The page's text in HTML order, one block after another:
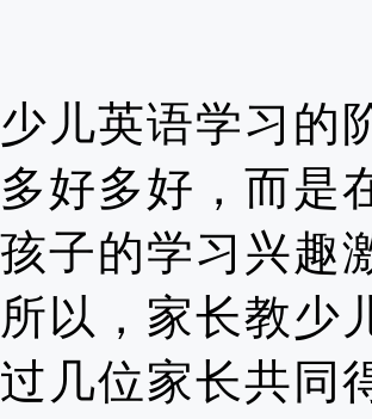
少儿英语学习 的
多好多好，而是
孩子的学习兴趣
所以，家长教少
过几位家长共同